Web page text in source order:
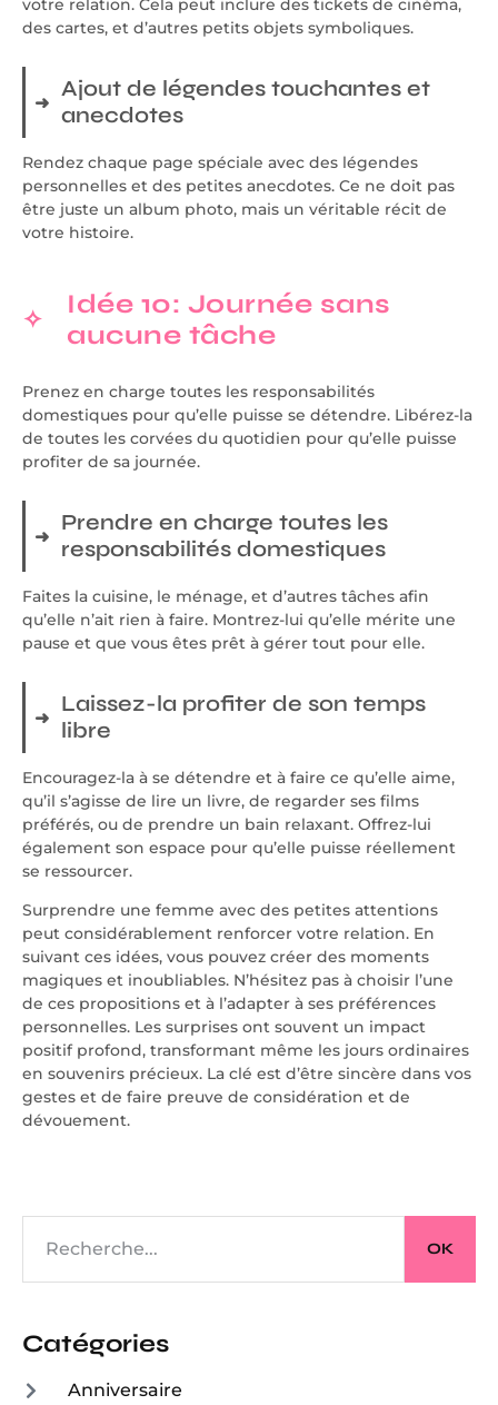
votre relation. Cela peut inclure des tickets de cinéma,
des cartes, et d’autres petits objets symboliques.
Ajout de légendes touchantes et
anecdotes
Rendez chaque page spéciale avec des légendes
personnelles et des petites anecdotes. Ce ne doit pas
être juste un album photo, mais un véritable récit de
votre histoire.
Idée 10: Journée sans
aucune tâche
Prenez en charge toutes les responsabilités
domestiques pour qu’elle puisse se détendre. Libérez-la
de toutes les corvées du quotidien pour qu’elle puisse
profiter de sa journée.
Prendre en charge toutes les
responsabilités domestiques
Faites la cuisine, le ménage, et d’autres tâches afin
qu’elle n’ait rien à faire. Montrez-lui qu’elle mérite une
pause et que vous êtes prêt à gérer tout pour elle.
Laissez-la profiter de son temps
libre
Encouragez-la à se détendre et à faire ce qu’elle aime,
qu’il s’agisse de lire un livre, de regarder ses films
préférés, ou de prendre un bain relaxant. Offrez-lui
également son espace pour qu’elle puisse réellement
se ressourcer.
Surprendre une femme avec des petites attentions
peut considérablement renforcer votre relation. En
suivant ces idées, vous pouvez créer des moments
magiques et inoubliables. N’hésitez pas à choisir l’une
de ces propositions et à l’adapter à ses préférences
personnelles. Les surprises ont souvent un impact
positif profond, transformant même les jours ordinaires
en souvenirs précieux. La clé est d’être sincère dans vos
gestes et de faire preuve de considération et de
dévouement.
OK
Catégories
Anniversaire